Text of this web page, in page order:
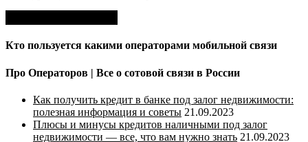
Кто пользуется какими операторами мобильной связи
Про Операторов | Все о сотовой связи в России
Как получить кредит в банке под залог недвижимости:
полезная информация и советы 21.09.2023
Плюсы и минусы кредитов наличными под залог
недвижимости — все, что вам нужно знать 21.09.2023